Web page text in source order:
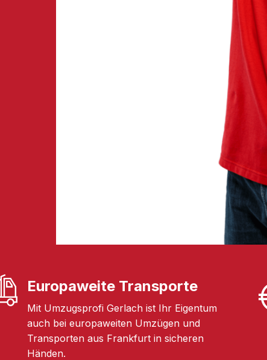
Europaweite Transporte
Mit Umzugsprofi Gerlach ist Ihr Eigentum
auch bei europaweiten Umzügen und
Transporten aus Frankfurt in sicheren
Händen.